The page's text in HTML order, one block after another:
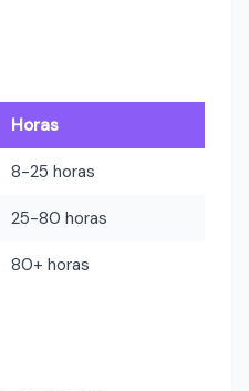
Horas
8-25 horas
25-80 horas
80+ horas